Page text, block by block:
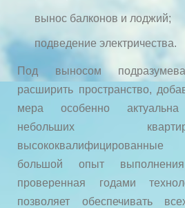
вынос балконов и лоджий;
подведение электричества.
Под выносом
расширить пространство,
мера особенно
небольших
большой опыт
проверенная годами
позволяет обеспечивать